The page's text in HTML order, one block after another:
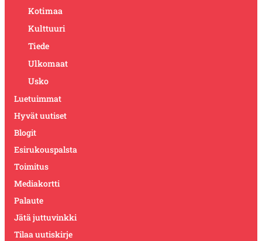
Kotimaa
Kulttuuri
Tiede
Ulkomaat
Usko
Luetuimmat
Hyvät uutiset
Blogit
Esirukouspalsta
Toimitus
Mediakortti
Palaute
Jätä juttuvinkki
Tilaa uutiskirje